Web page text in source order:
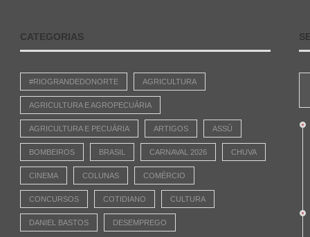
CATEGORIAS
#RIOGRANDEDONORTE AGRICULTURA
AGRICULTURA E AGROPECUÁRIA
AGRICULTURA E PECUÁRIA ARTIGOS ASSÚ
BOMBEIROS BRASIL CARNAVAL 2026 CHUVA
CINEMA COLUNAS COMÉRCIO
CONCURSOS COTIDIANO CULTURA
DANIEL BASTOS DESEMPREGO